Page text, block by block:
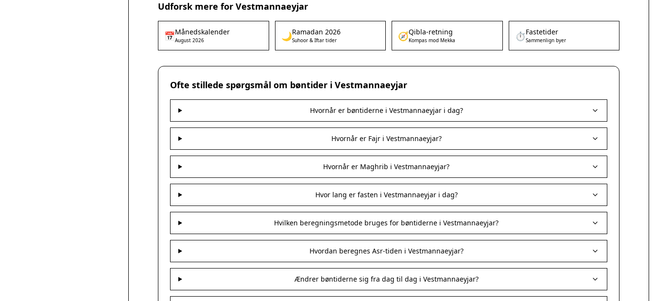
Udforsk mere for Vestmannaeyjar
📅Månedskalender
August 2026 🌙Ramadan 2026
Suhoor & Iftar tider 🧭Qibla-retning
Kompas mod Mekka ⏱️Fastetider
Sammenlign byer
Ofte stillede spørgsmål om bøntider i Vestmannaeyjar
Hvornår er bøntiderne i Vestmannaeyjar i dag?
Hvornår er Fajr i Vestmannaeyjar?
Hvornår er Maghrib i Vestmannaeyjar?
Hvor lang er fasten i Vestmannaeyjar i dag?
Hvilken beregningsmetode bruges for bøntiderne i Vestmannaeyjar?
Hvordan beregnes Asr-tiden i Vestmannaeyjar?
Ændrer bøntiderne sig fra dag til dag i Vestmannaeyjar?